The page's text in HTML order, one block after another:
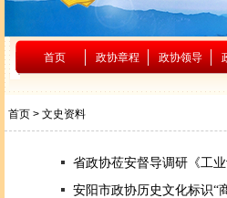
首页 政协章程 政协领导
首页 > 文史资料
省政协莅安督导调研《工
安阳市政协历史文化标识“